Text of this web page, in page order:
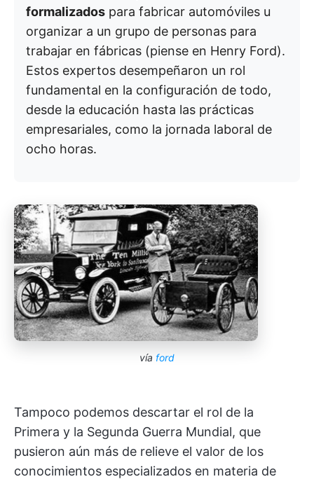
formalizados para fabricar automóviles u
organizar a un grupo de personas para
trabajar en fábricas (piense en Henry Ford).
Estos expertos desempeñaron un rol
fundamental en la configuración de todo,
desde la educación hasta las prácticas
empresariales, como la jornada laboral de
ocho horas.
vía ford
Tampoco podemos descartar el rol de la
Primera y la Segunda Guerra Mundial, que
pusieron aún más de relieve el valor de los
conocimientos especializados en materia de